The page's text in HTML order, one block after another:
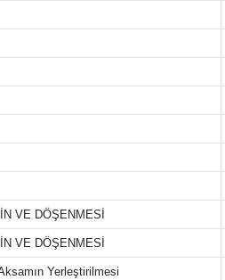
VE DÖŞENMESİ
VE DÖŞENMESİ
Yerleştirilmesi